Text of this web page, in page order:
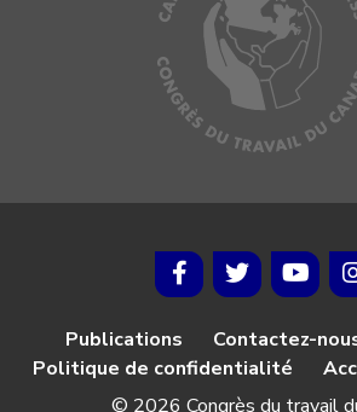
Publications Contactez-
Politique de confidentialité
© 2026 Congrès du travail